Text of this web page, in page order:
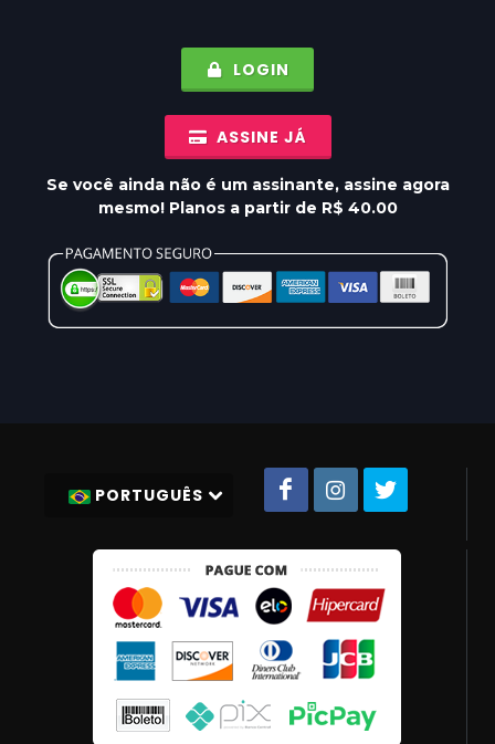
LOGIN
ASSINE JÁ
Se você ainda não é um assinante, assine agora
mesmo! Planos a partir de R$ 40.00
PORTUGUÊS